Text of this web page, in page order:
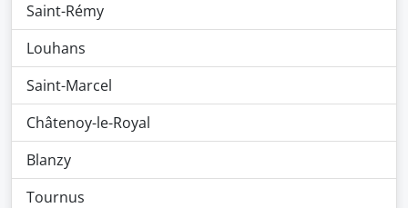
Saint-Rémy
Louhans
Saint-Marcel
Châtenoy-le-Royal
Blanzy
Tournus